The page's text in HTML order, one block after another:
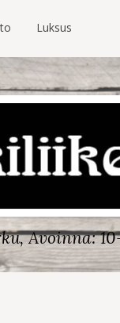
Luksus
Avoinna: 10-